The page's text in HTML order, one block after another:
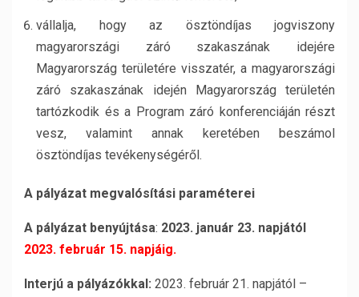
vállalja, hogy az ösztöndíjas jogviszony
magyarországi záró szakaszának idejére
Magyarország területére visszatér, a magyarországi
záró szakaszának idején Magyarország területén
tartózkodik és a Program záró konferenciáján részt
vesz, valamint annak keretében beszámol
ösztöndíjas tevékenységéről.
A pályázat megvalósítási paraméterei
A pályázat benyújtása: 2023. január 23. napjától
2023. február 15. napjáig.
Interjú a pályázókkal: 2023. február 21. napjától –